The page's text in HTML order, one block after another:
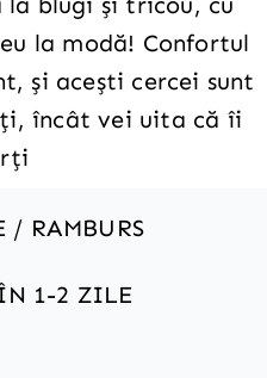
la modă! Confortul
și acești cercei sunt
încât vei uita că îi
/ RAMBURS
1-2 ZILE